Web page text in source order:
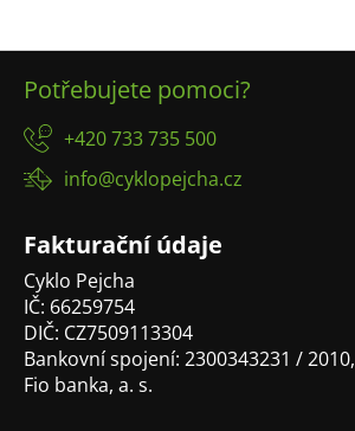
Z
Potřebujete pomoci?
+420 733 735 500
info@cyklopejcha.cz
Fakturační údaje
Cyklo Pejcha
IČ: 66259754
DIČ: CZ7509113304
Bankovní spojení: 2300343231 / 2010,
Fio banka, a. s.